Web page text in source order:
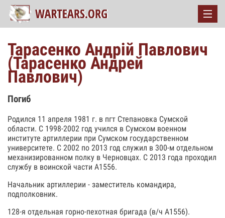
Тарасенко Андрій Павлович
(Тарасенко Андрей
Павлович)
Погиб
Родился 11 апреля 1981 г. в пгт Степановка Сумской
области. С 1998-2002 год учился в Сумском военном
институте артиллерии при Сумском государственном
университете. С 2002 по 2013 год служил в 300-м отдельном
механизированном полку в Черновцах. С 2013 года проходил
службу в воинской части А1556.
Начальник артиллерии - заместитель командира,
подполковник.
128-я отдельная горно-пехотная бригада (в/ч А1556).